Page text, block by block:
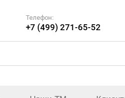
Телефон:
+7 (499) 271-65-52